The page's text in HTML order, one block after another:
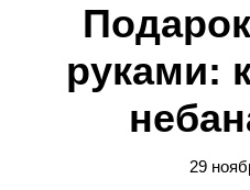
руками:
29